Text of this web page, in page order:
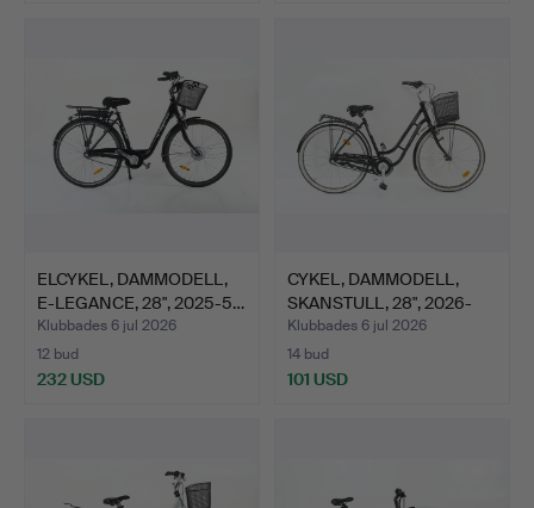
ELCYKEL, DAMMODELL,
E-LEGANCE, 28", 2025-5…
Klubbades 6 jul 2026
12 bud
232 USD
CYKEL, DAMMODELL,
SKANSTULL, 28", 2026-
HG1…
Klubbades 6 jul 2026
14 bud
101 USD